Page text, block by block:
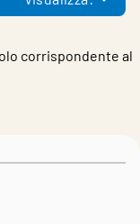
corrispondente al